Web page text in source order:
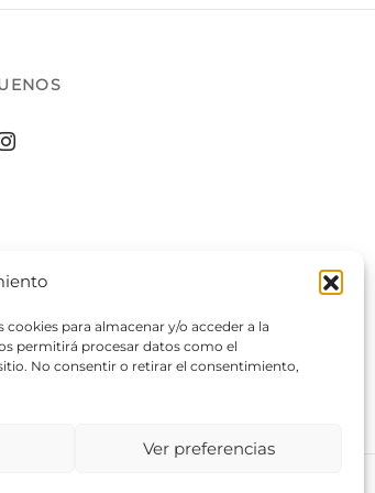
para almacenar y/o acceder a la
permitirá procesar datos como el
No consentir o retirar el consentimiento,
Ver preferencias